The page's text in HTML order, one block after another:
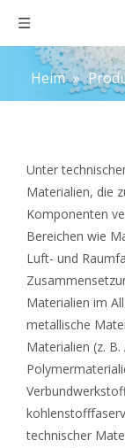
Heim »
Unter
Materialien, die
Komponenten
Bereichen wie
Luft- und
Materialien im
metallische
Materialien (z.
technischer